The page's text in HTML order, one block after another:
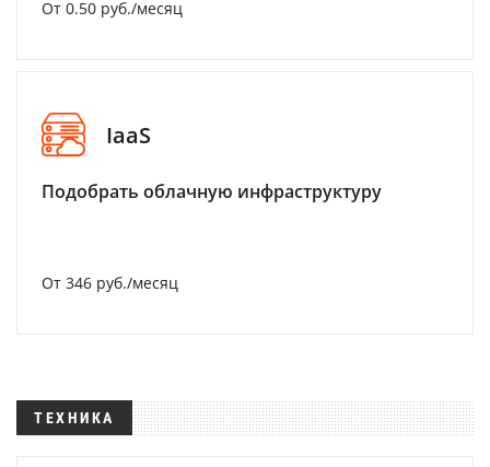
От 0.50 руб./месяц
IaaS
Подобрать облачную инфраструктуру
От 346 руб./месяц
ТЕХНИКА